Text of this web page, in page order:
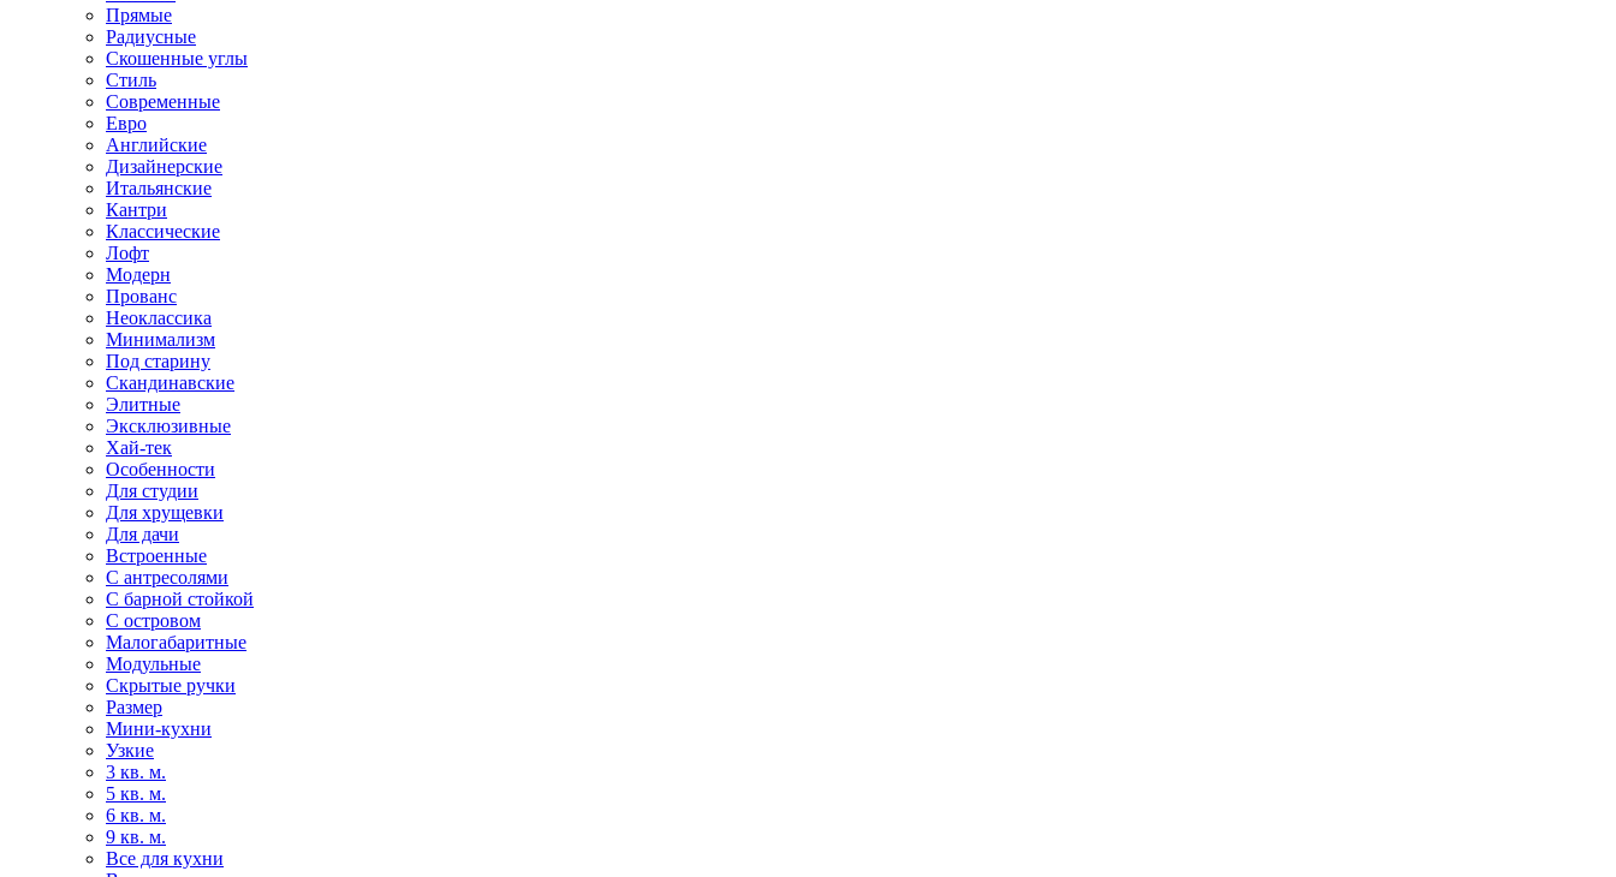
Прямые
Радиусные
Скошенные углы
Стиль
Современные
Евро
Английские
Дизайнерские
Итальянские
Кантри
Классические
Лофт
Модерн
Прованс
Неоклассика
Минимализм
Под старину
Скандинавские
Элитные
Эксклюзивные
Хай-тек
Особенности
Для студии
Для хрущевки
Для дачи
Встроенные
С антресолями
С барной стойкой
С островом
Малогабаритные
Модульные
Скрытые ручки
Размер
Мини-кухни
Узкие
3 кв. м.
5 кв. м.
6 кв. м.
9 кв. м.
Все для кухни